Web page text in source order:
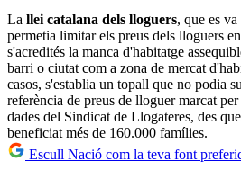
La llei catalana dels lloguers, que es
permetia limitar els preus dels lloguers
s'acredités la manca d'habitatge
barri o ciutat com a zona de mercat
casos, s'establia un topall que no podia
referència de preus de lloguer marcat per
dades del Sindicat de Llogateres, des
beneficiat més de 160.000 famílies.
Escull Nació com la teva font